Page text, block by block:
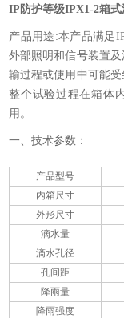
IP防护等级IPX1-2箱
产品用途:本产品满足
外部照明和信号装置
输过程或使用中可能
整个试验过程在箱体
用。
一、技术参数：
产品型号
内箱尺寸
外形尺寸
滴水量
滴水孔径
孔间距
降雨量
降雨强度